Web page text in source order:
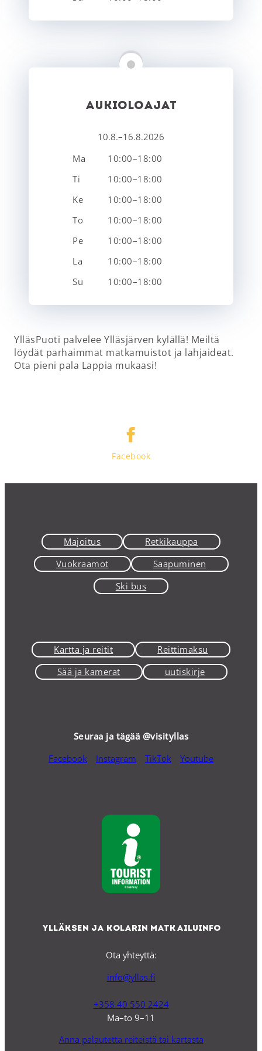
AUKIOLOAJAT
10.8.–16.8.2026
Ma
10:00–18:00
Ti
10:00–18:00
Ke
10:00–18:00
To
10:00–18:00
Pe
10:00–18:00
La
10:00–18:00
Su
10:00–18:00
YlläsPuoti palvelee Ylläsjärven kylällä! Meiltä
löydät parhaimmat matkamuistot ja lahjaideat.
Ota pieni pala Lappia mukaasi!
Facebook
Majoitus
Retkikauppa
Vuokraamot
Saapuminen
Ski bus
Kartta ja reitit
Reittimaksu
Sää ja kamerat
uutiskirje
Seuraa ja tägää @visityllas
Facebook
Instagram TikTok Youtube
Ylläksen ja Kolarin matkailuinfo
Ota yhteyttä:
info@yllas.fi
+358 40 550 2424
Ma–to 9–11
Anna palautetta reiteistä tai kartasta